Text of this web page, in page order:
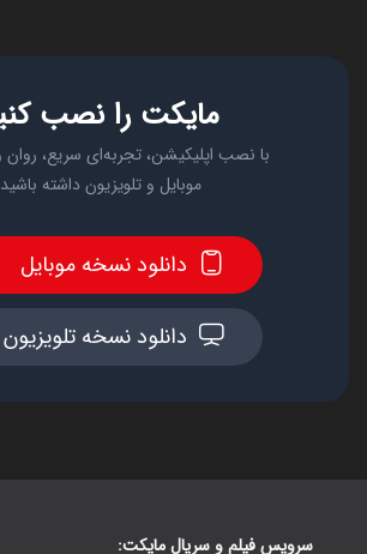
مایکت را نصب
با نصب اپلیکیشن، تجربه‌ای سریع،
موبایل و تلویزیون داشته
دانلود نسخه موبایل
دانلود نسخه تلویزیون TV
سرویس فیلم و سریال مایکت: